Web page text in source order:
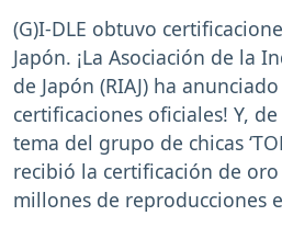
(G)I-DLE obtuvo
Japón. ¡La Asociación de la
de Japón (RIAJ) ha
certificaciones oficiales! Y,
tema del grupo de chicas
recibió la certificación de
millones de reproducciones